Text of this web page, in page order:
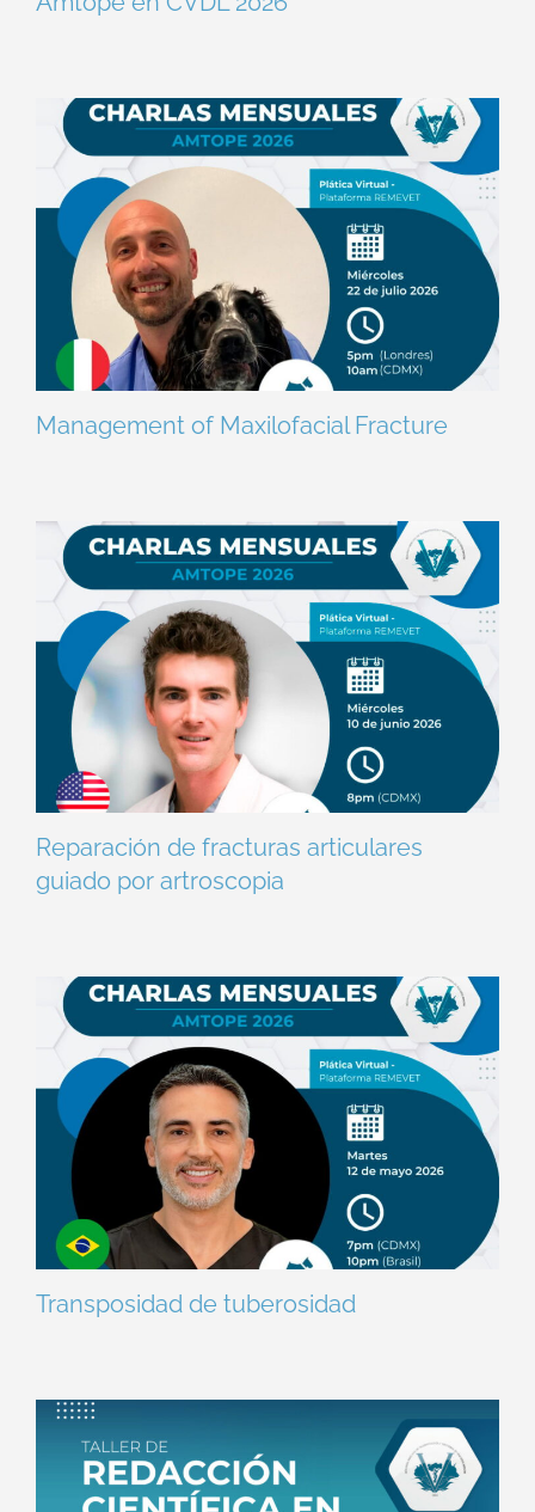
Management of Maxilofacial Fracture
Reparación de fracturas articulares
guiado por artroscopia
Transposidad de tuberosidad